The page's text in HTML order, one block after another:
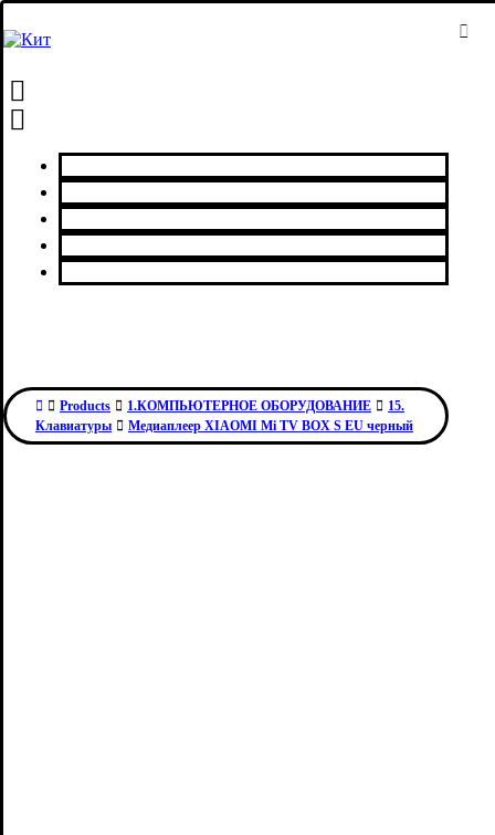
Products 1.КОМПЬЮТЕРНОЕ ОБОРУДОВАНИЕ
15.
Клавиатуры
Медиаплеер XIAOMI Mi TV BOX S EU черный